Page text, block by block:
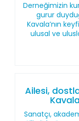
Derneğimizin
gurur
Kavala’nın
ulusal ve
Ailesi,
Sanatçı,